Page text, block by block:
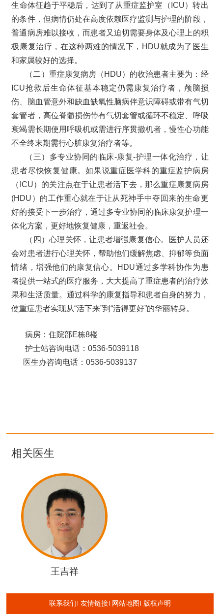
生命体征趋于平稳后，达到了从重症监护室（ICU）转出
的条件，但病情仍处在高度依赖医疗监测与护理的阶段，
普通病房难以接收，而患者又迫切需要身体及心理上的积
极康复治疗，在这种两难的情况下，HDU就成为了医生
和家属较好的选择。
（二）重症康复病房（HDU）的收治患者主要为：经
ICU抢救后生命体征基本稳定仍需康复治疗者，颅脑损
伤、脑血管意外和缺血缺氧性脑病伴意识障碍或带有气切
套管者，高位脊髓损伤带有气切套管或循环不稳定、呼吸
衰竭需长期使用呼吸机或需进行序贯撤机者，慢性心功能
不全终末期需行心脏康复治疗者等。
（三）多专业协同的临床-康复-护理一体化治疗，让
患者尽快恢复健康。如果说重症医学科的重症监护病房
（ICU）的关注点在于让患者活下去，那么重症康复病房
(HDU）的工作重心就在于让从死神手中夺回来的生命更
好的接受下一步治疗，通过多专业协同的临床康复护理一
体化方案，更好地恢复健康，重返社会。
（四）心理关怀，让患者增强康复信心。医护人员还
会对患者进行心理关怀，帮助他们缓解焦虑、抑郁等负面
情绪，增强他们的康复信心。HDU通过多学科协作为患
者提供一站式的医疗服务，大大提高了重症患者的治疗效
果和生活质量。通过科学的康复指导和患者自身的努力，
使重症患者实现从“活下来”到“活得更好”的华丽转身。
病房：住院部E栋8楼
护士站咨询电话：0536-5039118
医生办咨询电话：0536-5039137
相关医生
王吉祥
联系我们 友情链接 网站地图 版权声明